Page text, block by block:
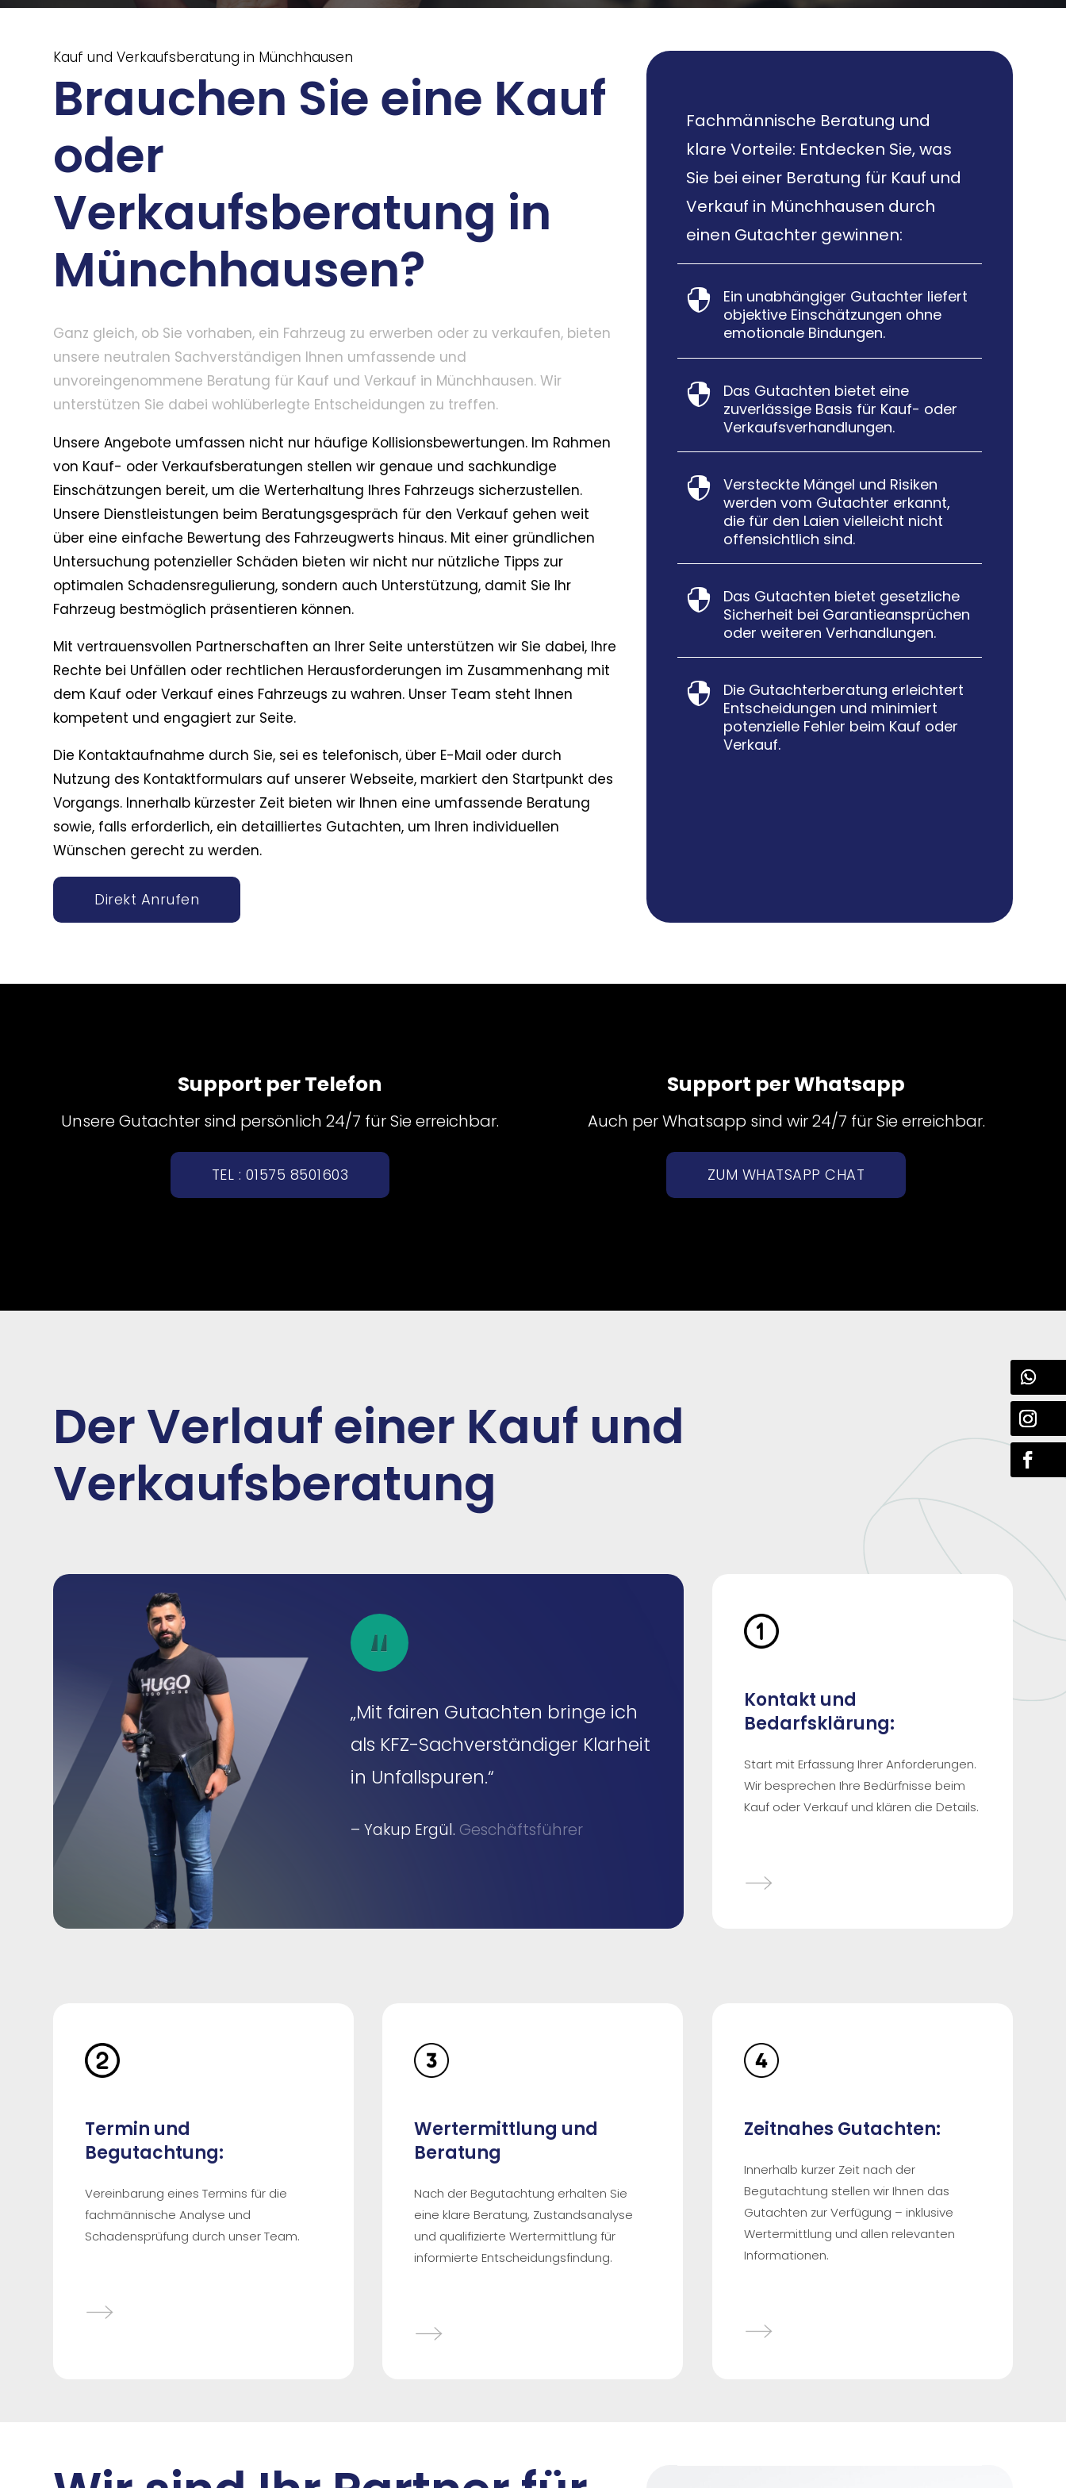
Kauf und Verkaufsberatung in Münchhausen
Brauchen Sie eine Kauf
oder
Verkaufsberatung in
Münchhausen?
Ganz gleich, ob Sie vorhaben, ein Fahrzeug zu erwerben oder zu verkaufen, bieten
unsere neutralen Sachverständigen Ihnen umfassende und
unvoreingenommene Beratung für Kauf und Verkauf in Münchhausen. Wir
unterstützen Sie dabei wohlüberlegte Entscheidungen zu treffen.
Unsere Angebote umfassen nicht nur häufige Kollisionsbewertungen. Im Rahmen
von Kauf- oder Verkaufsberatungen stellen wir genaue und sachkundige
Einschätzungen bereit, um die Werterhaltung Ihres Fahrzeugs sicherzustellen.
Unsere Dienstleistungen beim Beratungsgespräch für den Verkauf gehen weit
über eine einfache Bewertung des Fahrzeugwerts hinaus. Mit einer gründlichen
Untersuchung potenzieller Schäden bieten wir nicht nur nützliche Tipps zur
optimalen Schadensregulierung, sondern auch Unterstützung, damit Sie Ihr
Fahrzeug bestmöglich präsentieren können.
Mit vertrauensvollen Partnerschaften an Ihrer Seite unterstützen wir Sie dabei, Ihre
Rechte bei Unfällen oder rechtlichen Herausforderungen im Zusammenhang mit
dem Kauf oder Verkauf eines Fahrzeugs zu wahren. Unser Team steht Ihnen
kompetent und engagiert zur Seite.
Die Kontaktaufnahme durch Sie, sei es telefonisch, über E-Mail oder durch
Nutzung des Kontaktformulars auf unserer Webseite, markiert den Startpunkt des
Vorgangs. Innerhalb kürzester Zeit bieten wir Ihnen eine umfassende Beratung
sowie, falls erforderlich, ein detailliertes Gutachten, um Ihren individuellen
Wünschen gerecht zu werden.
Direkt Anrufen
Fachmännische Beratung und
klare Vorteile: Entdecken Sie, was
Sie bei einer Beratung für Kauf und
Verkauf in Münchhausen durch
einen Gutachter gewinnen:

Ein unabhängiger Gutachter liefert
objektive Einschätzungen ohne
emotionale Bindungen.

Das Gutachten bietet eine
zuverlässige Basis für Kauf- oder
Verkaufsverhandlungen.

Versteckte Mängel und Risiken
werden vom Gutachter erkannt,
die für den Laien vielleicht nicht
offensichtlich sind.

Das Gutachten bietet gesetzliche
Sicherheit bei Garantieansprüchen
oder weiteren Verhandlungen.

Die Gutachterberatung erleichtert
Entscheidungen und minimiert
potenzielle Fehler beim Kauf oder
Verkauf.
Support per Telefon
Unsere Gutachter sind persönlich 24/7 für Sie erreichbar.
TEL : 01575 8501603
Support per Whatsapp
Auch per Whatsapp sind wir 24/7 für Sie erreichbar.
ZUM WHATSAPP CHAT
Der Verlauf einer Kauf und
Verkaufsberatung
„Mit fairen Gutachten bringe ich
als KFZ-Sachverständiger Klarheit
in Unfallspuren.“
– Yakup Ergül. Geschäftsführer
Kontakt und
Bedarfsklärung:
Start mit Erfassung Ihrer Anforderungen.
Wir besprechen Ihre Bedürfnisse beim
Kauf oder Verkauf und klären die Details.
Termin und
Begutachtung:
Vereinbarung eines Termins für die
fachmännische Analyse und
Schadensprüfung durch unser Team.
Wertermittlung und
Beratung
Nach der Begutachtung erhalten Sie
eine klare Beratung, Zustandsanalyse
und qualifizierte Wertermittlung für
informierte Entscheidungsfindung.
Zeitnahes Gutachten:
Innerhalb kurzer Zeit nach der
Begutachtung stellen wir Ihnen das
Gutachten zur Verfügung – inklusive
Wertermittlung und allen relevanten
Informationen.